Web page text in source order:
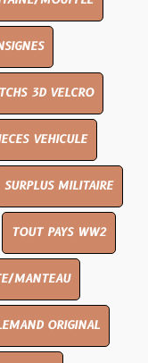
3D VELCRO
VEHICULE
SURPLUS MILITAIRE
TOUT PAYS WW2
MANTEAU
ORIGINAL